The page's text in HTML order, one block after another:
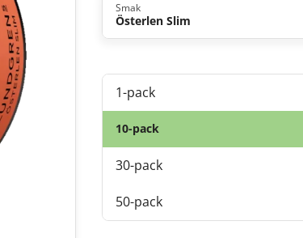
Smak
Österlen Slim
1-pack
10-pack
30-pack
50-pack